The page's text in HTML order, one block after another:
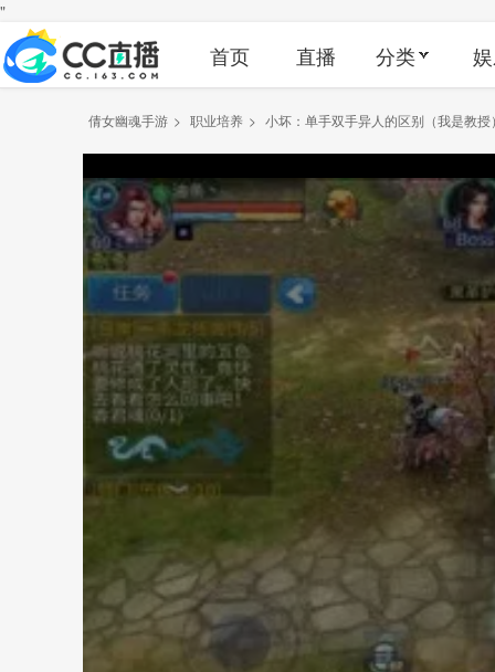
"
首页 直播 分类
倩女幽魂手游 > 职业培养 > 小坏：单手双手异人的区别（我是教授